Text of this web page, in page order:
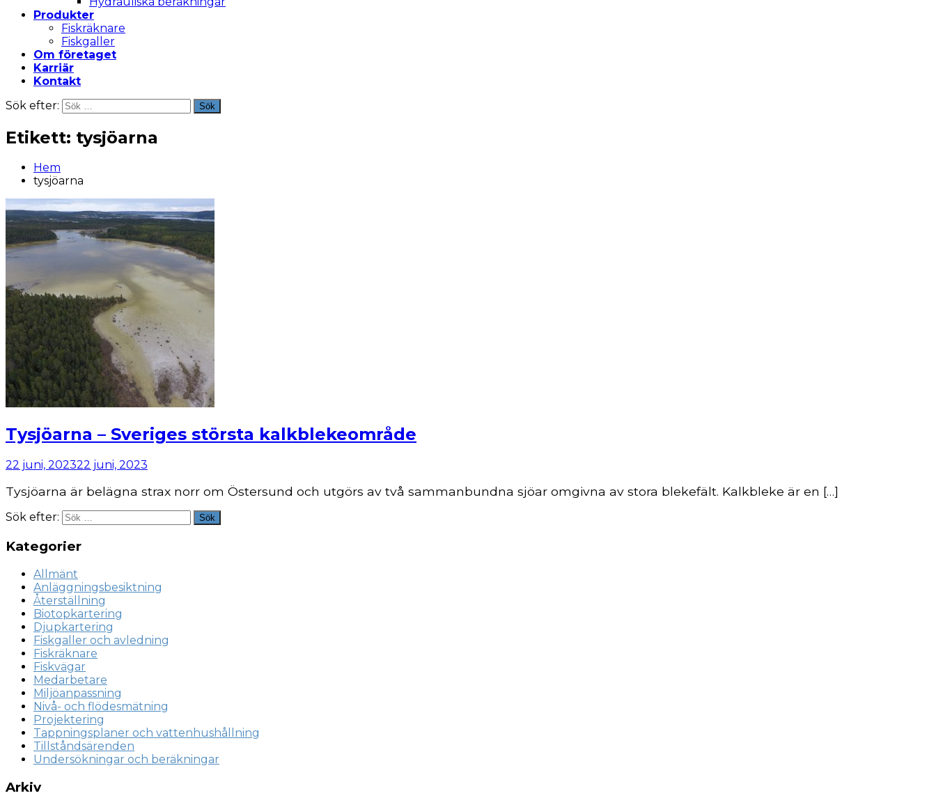
Produkter
Fiskräknare
Fiskgaller
Om företaget
Karriär
Kontakt
Sök efter:
Sök
Etikett: tysjöarna
Hem
tysjöarna
Tysjöarna – Sveriges största kalkblekeområde
22 juni, 202322 juni, 2023
Tysjöarna är belägna strax norr om Östersund och utgörs av två sammanbundna sjöar omgivna av stora blekefält. Kalkbleke är en […]
Sök efter: Sök
Kategorier
Allmänt
Anläggningsbesiktning
Återställning
Biotopkartering
Djupkartering
Fiskgaller och avledning
Fiskräknare
Fiskvägar
Medarbetare
Miljöanpassning
Nivå- och flödesmätning
Projektering
Tappningsplaner och vattenhushållning
Tillståndsärenden
Undersökningar och beräkningar
Arkiv